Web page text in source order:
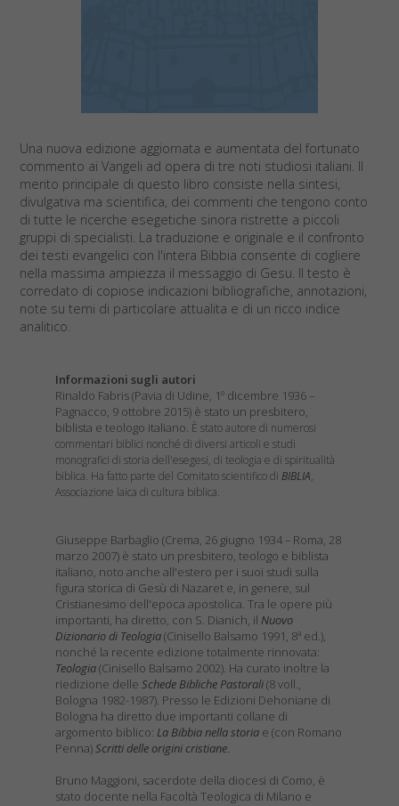
Una nuova edizione aggiornata e aumentata del fortunato
commento ai Vangeli ad opera di tre noti studiosi italiani. Il
merito principale di questo libro consiste nella sintesi,
divulgativa ma scientifica, dei commenti che tengono conto
di tutte le ricerche esegetiche sinora ristrette a piccoli
gruppi di specialisti. La traduzione e originale e il confronto
dei testi evangelici con l'intera Bibbia consente di cogliere
nella massima ampiezza il messaggio di Gesu. Il testo è
corredato di copiose indicazioni bibliografiche, annotazioni,
note su temi di particolare attualita e di un ricco indice
analitico.
Informazioni sugli autori
Rinaldo Fabris (Pavia di Udine, 1º dicembre 1936 –
Pagnacco, 9 ottobre 2015) è stato un presbitero,
biblista e teologo italiano. È stato autore di numerosi
commentari biblici nonché di diversi articoli e studi
monografici di storia dell'esegesi, di teologia e di spiritualità
biblica. Ha fatto parte del Comitato scientifico diBIBLIA,
Associazione laica di cultura biblica.
Giuseppe Barbaglio (Crema, 26 giugno 1934 – Roma, 28
marzo 2007) è stato un presbitero, teologo e biblista
italiano, noto anche all'estero per i suoi studi sulla
figura storica di Gesù di Nazaret e, in genere, sul
Cristianesimo dell'epoca apostolica. Tra le opere più
importanti, ha diretto, con S. Dianich, ilNuovo
Dizionario di Teologia(Cinisello Balsamo 1991, 8ª ed.),
nonché la recente edizione totalmente rinnovata:
Teologia(Cinisello Balsamo 2002). Ha curato inoltre la
riedizione delleSchede Bibliche Pastorali(8 voll.,
Bologna 1982-1987). Presso le Edizioni Dehoniane di
Bologna ha diretto due importanti collane di
argomento biblico: La Bibbia nella storia e (con Romano
Penna)Scritti delle origini cristiane.
Bruno Maggioni, sacerdote della diocesi di Como, è
stato docente nella Facoltà Teologica di Milano e